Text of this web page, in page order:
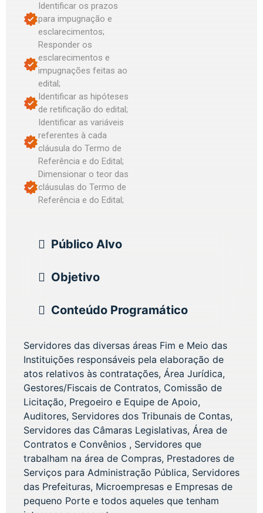
Identificar os prazos
para impugnação e
esclarecimentos;
Responder os
esclarecimentos e
impugnações feitas ao
edital;
Identificar as hipóteses
de retificação do edital;
Identificar as variáveis
referentes à cada
cláusula do Termo de
Referência e do Edital;
Dimensionar o teor das
cláusulas do Termo de
Referência e do Edital;
Público Alvo
Objetivo
Conteúdo Programático
Servidores das diversas áreas Fim e Meio das
Instituições responsáveis pela elaboração de
atos relativos às contratações, Área Jurídica,
Gestores/Fiscais de Contratos, Comissão de
Licitação, Pregoeiro e Equipe de Apoio,
Auditores, Servidores dos Tribunais de Contas,
Servidores das Câmaras Legislativas, Área de
Contratos e Convênios , Servidores que
trabalham na área de Compras, Prestadores de
Serviços para Administração Pública, Servidores
das Prefeituras, Microempresas e Empresas de
pequeno Porte e todos aqueles que tenham